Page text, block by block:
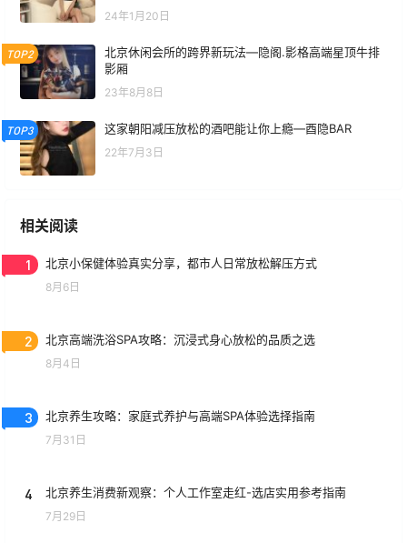
24年1月20日
TOP2
北京休闲会所的跨界新玩法—隐阁.影格高端星顶牛排
影厢
23年8月8日
TOP3 这家朝阳减压放松的酒吧能让你上瘾—酉隐BAR
22年7月3日
相关阅读
1 北京小保健体验真实分享，都市人日常放松解压方式
8月6日
2 北京高端洗浴SPA攻略：沉浸式身心放松的品质之选
8月4日
3 北京养生攻略：家庭式养护与高端SPA体验选择指南
7月31日
4 北京养生消费新观察：个人工作室走红-选店实用参考指南
7月29日